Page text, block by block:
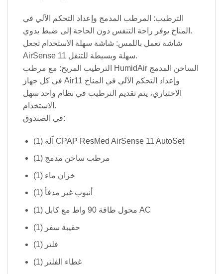
الترطيب: المرطب المدمج وإعداد التحكم الآلي في
المناخ يوفر راحة التنفس دون الحاجة إلى ضبط يدوي.
شاشة تعمل باللمس: شاشة سهلة الاستخدام تجعل
AirSense 11 سهلة وبسيطة للتنقل.
الترطيب المريح: مع مرطب HumidAir الساخن المدمج
في كل جهاز Air11 وإعداد التحكم الآلي في المناخ
الاختياري، يتم تقديم الترطيب في نظام واحد سهل
الاستخدام.
في الصندوق:
(1) آلة CPAP ResMed AirSense 11 AutoSet
(1) مرطب ساخن مدمج
(1) خزان ماء
(1) أنبوب غير مدفأ
(1) محول طاقة 90 واط مع كابل AC
(1) حقيبة سفر
(1) فلتر
(1) غطاء الفلتر